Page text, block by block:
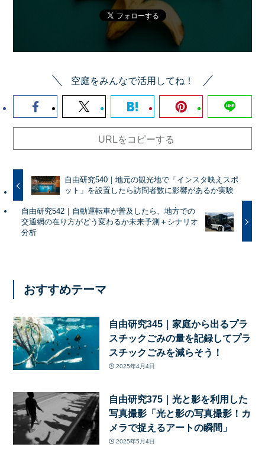
空庭をみんなで活用してね！
URLをコピーする
自由研究540｜地元の観光地で「インスタ映えスポ
ット」を設置したら訪問者数に影響があるか実験
自由研究542｜自動運転車が普及したら、地方での
交通網の在り方がどう変わるか未来予測＋シナリオ
分析
おすすめテーマ
自由研究345｜家庭から出るプラ
スチックごみの量を記録してプラ
スチックごみを減らそう！
2025年4月4日
自由研究375｜光と影を利用した
写真撮影「光と影の写真撮影！カ
メラで捉えるアートの瞬間」
2025年5月4日